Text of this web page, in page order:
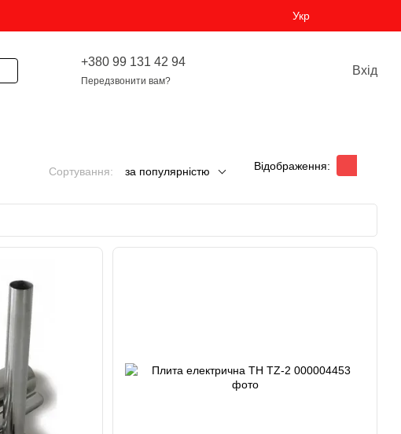
Укр
+380 99 131 42 94
Передзвонити вам?
Вхід
Сортування: за популярністю Відображення: